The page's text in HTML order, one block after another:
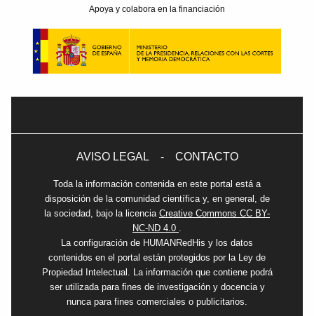
Apoya y colabora en la financiación
AVISO LEGAL - CONTACTO
Toda la información contenida en este portal está a
disposición de la comunidad científica y, en general, de
la sociedad, bajo la licencia Creative Commons CC BY-
NC-ND 4.0 .
La configuración de HUMANRedHis y los datos
contenidos en el portal están protegidos por la Ley de
Propiedad Intelectual. La información que contiene podrá
ser utilizada para fines de investigación y docencia y
nunca para fines comerciales o publicitarios.